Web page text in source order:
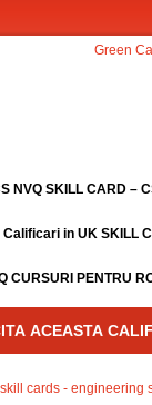
Green
NVQ SKILL CARD –
in UK SKILL
CURSURI PENTRU
ACEASTA
skill cards - engineering